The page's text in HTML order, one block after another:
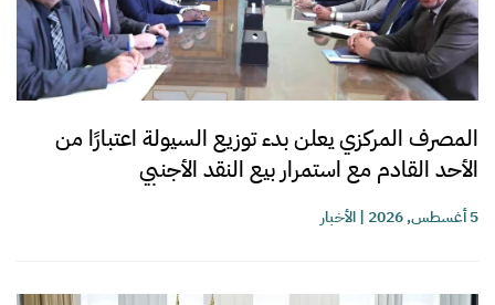
المصرف المركزي يعلن بدء توزيع السيولة اعتبارًا من
الأحد القادم مع استمرار بيع النقد الأجنبي
5 أغسطس, 2026 |الأخبار